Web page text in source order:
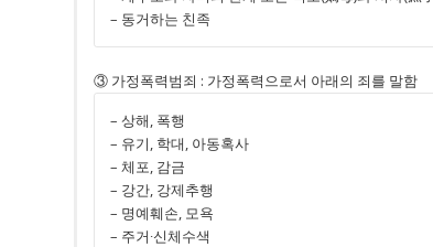
– 동거하는 친족
③ 가정폭력범죄 : 가정폭력으로서 아래의 죄를 말함
– 상해, 폭행
– 유기, 학대, 아동혹사
– 체포, 감금
– 강간, 강제추행
– 명예훼손, 모욕
– 주거∙신체수색